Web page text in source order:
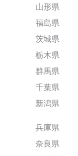
山形県
福島県
茨城県
栃木県
群馬県
千葉県
新潟県
兵庫県
奈良県